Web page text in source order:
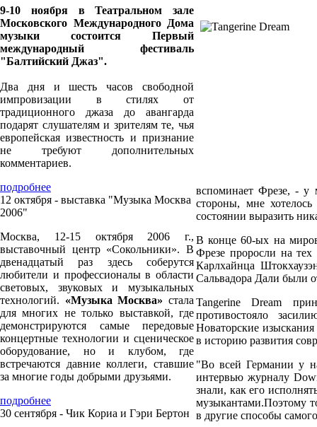
9-10 ноября в Театральном зале
Московского Международного Дома
музыки состоится Первый
международный фестиваль
"Балтийский Джаз".
Два дня и шесть часов свободной
импровизации в стилях от
традиционного джаза до авангарда
подарят слушателям и зрителям те, чья
европейская известность и признание
не требуют дополнительных
комментариев.
подробнее
12 октября - выставка "Музыка Москва
2006"
Москва, 12-15 октября 2006 г.,
выставочный центр «Сокольники». В
двенадцатый раз здесь соберутся
любители и профессионалы в области
световых, звуковых и музыкальных
технологий. «Музыка Москва» стала
для многих не только выставкой, где
демонстрируются самые передовые
концертные технологии и сценическое
оборудование, но и клубом, где
встречаются давние коллеги, ставшие
за многие годы добрыми друзьями.
подробнее
30 сентября - Чик Кориа и Гэри Бертон
вспоминает Фрезе, - у
стороны, мне
состоянии выразить
В конце 60-ых на
Фрезе проросли на
Карлхайнца
Сальвадора Дали были
Tangerine Dream
противостояло
Новаторские
в историю развития
"Во всей Германии у
интервью журналу
знали, как его
музыкантами.Поэтому
в другие способы